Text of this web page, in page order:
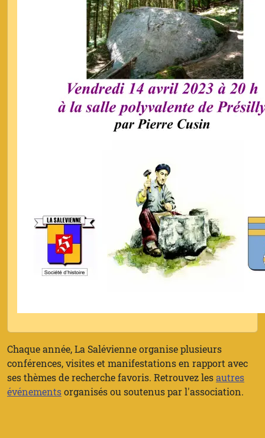
Chaque année, La Salévienne organise plusieurs
conférences, visites et manifestations en rapport avec
ses thèmes de recherche favoris. Retrouvez lesautres
événementsorganisés ou soutenus par l'association.